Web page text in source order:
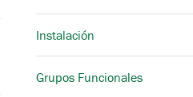
Instalación
Grupos Funcionales